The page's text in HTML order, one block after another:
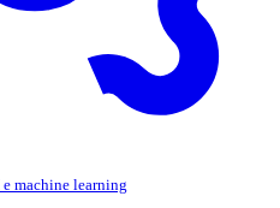
machine learning